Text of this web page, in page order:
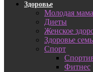
Здоровье
Молодая мама
Диеты
Женское
Здоровье
Спорт
Фитнес